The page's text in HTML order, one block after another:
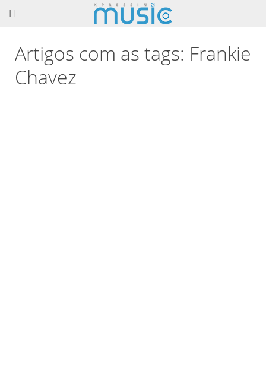
Artigos com as tags: Frankie
Chavez